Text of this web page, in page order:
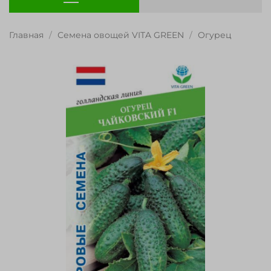
Главная Семена овощей VITA GREEN Огурец